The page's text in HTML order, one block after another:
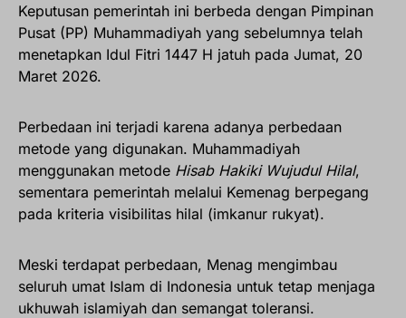
Keputusan pemerintah ini berbeda dengan Pimpinan
Pusat (PP) Muhammadiyah yang sebelumnya telah
menetapkan Idul Fitri 1447 H jatuh pada Jumat, 20
Maret 2026.
Perbedaan ini terjadi karena adanya perbedaan
metode yang digunakan. Muhammadiyah
menggunakan metode Hisab Hakiki Wujudul Hilal,
sementara pemerintah melalui Kemenag berpegang
pada kriteria visibilitas hilal (imkanur rukyat).
Meski terdapat perbedaan, Menag mengimbau
seluruh umat Islam di Indonesia untuk tetap menjaga
ukhuwah islamiyah dan semangat toleransi.